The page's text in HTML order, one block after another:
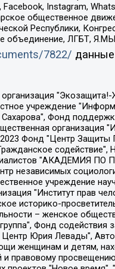
Instagram,
общественное
Республики,
объединение, ЛГБТ,
7822/
общественный благотворительный фонд "Гражданский союз", "Север.Реалии", Некоммерческая организация Фонд "Правовая инициатива", Общество с ограниченной ответственностью "Радио Свободная Европа/Радио Свобода", Чешское информационное агентство "MEDIUM-ORIENT", Красноярская региональная общественная организация "Мы против СПИДа", Камалягин Денис Николаевич, Маркелов Сергей Евгеньевич, Пономарев Лев Александрович, Савицкая Людмила Алексеевна, Автономная некоммерческая организация "Центр по работе с проблемой насилия "НАСИЛИЮ.НЕТ", Межрегиональный профессиональный союз работников здравоохранения "Альянс врачей", Юридическое лицо, зарегистрированное в Латвийской Республике, SIA "Medusa Project" (регистрационный номер 40103797863, дата регистрации 10.06.2014), Некоммерческая организация "Фонд по борьбе с коррупцией", Автономная некоммерческая организация "Институт права и публичной политики", Баданин Роман Сергеевич, Гликин Максим Александрович, Железнова Мария Михайловна, Лукьянова Юлия Сергеевна, Маетная Елизавета Витальевна, Маняхин Петр Борисович, Чуракова Ольга Владимировна, Ярош Юлия Петровна, Юридическое лицо "The Insider SIA", зарегистрированное в Риге, Латвийская Республика (дата регистрации 26.06.2015), являющееся администратором доменного имени интернет-издания "The Insider SIA", https://theins.ru, Постернак Алексей Евгеньевич, Рубин Михаил Аркадьевич, Анин Роман Александрович, Юридическое лицо Istories